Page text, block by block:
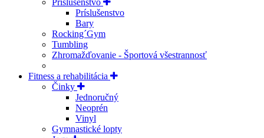
Príslušenstvo
Príslušenstvo
Bary
Rocking´Gym
Tumbling
Zhromažďovanie - Športová všestrannosť
Fitness a rehabilitácia
Činky
Jednoručný
Neoprén
Vinyl
Gymnastické lopty